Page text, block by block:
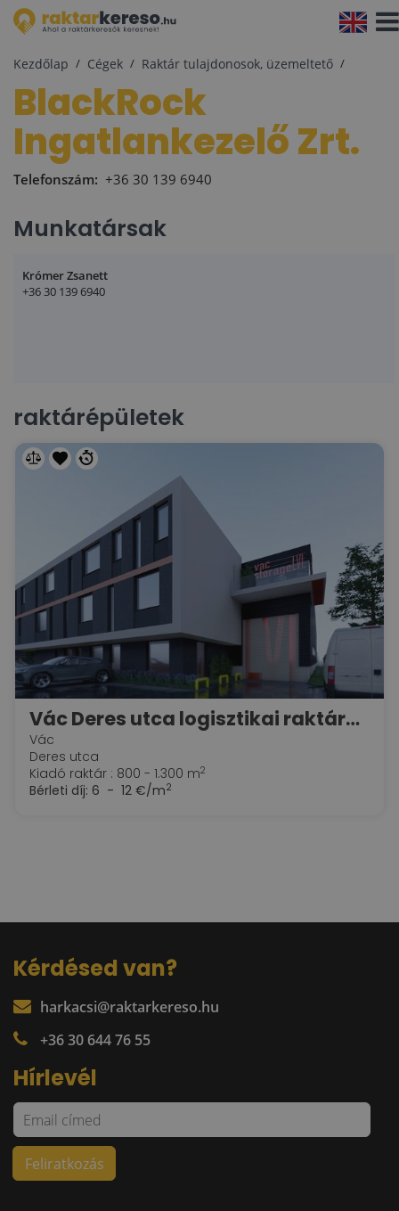
Kezdőlap Cégek Raktár tulajdonosok, üzemeltető
BlackRock
Ingatlankezelő Zrt.
Telefonszám: +36 30 139 6940
Munkatársak
Krómer Zsanett
+36 30 139 6940
raktárépületek
Vác Deres utca logisztikai raktárcsarnok irodablokkal
Vác
Deres utca
Kiadó raktár : 800 - 1.300 m2
Bérleti díj: 6 - 12 €/m2
Kérdésed van?
harkacsi@raktarkereso.hu
+36 30 644 76 55
Hírlevél